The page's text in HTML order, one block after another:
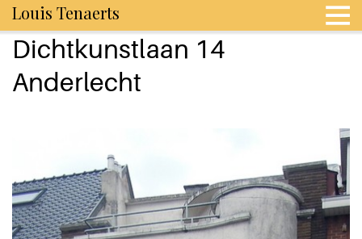
Louis Tenaerts
Dichtkunstlaan 14
Anderlecht